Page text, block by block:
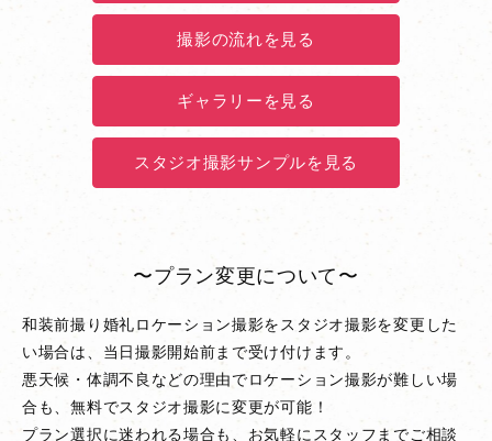
撮影の流れを見る
ギャラリーを見る
スタジオ撮影サンプルを見る
〜プラン変更について〜
和装前撮り婚礼ロケーション撮影をスタジオ撮影を変更した
い場合は、当日撮影開始前まで受け付けます。
悪天候・体調不良などの理由でロケーション撮影が難しい場
合も、無料でスタジオ撮影に変更が可能！
プラン選択に迷われる場合も、お気軽にスタッフまでご相談